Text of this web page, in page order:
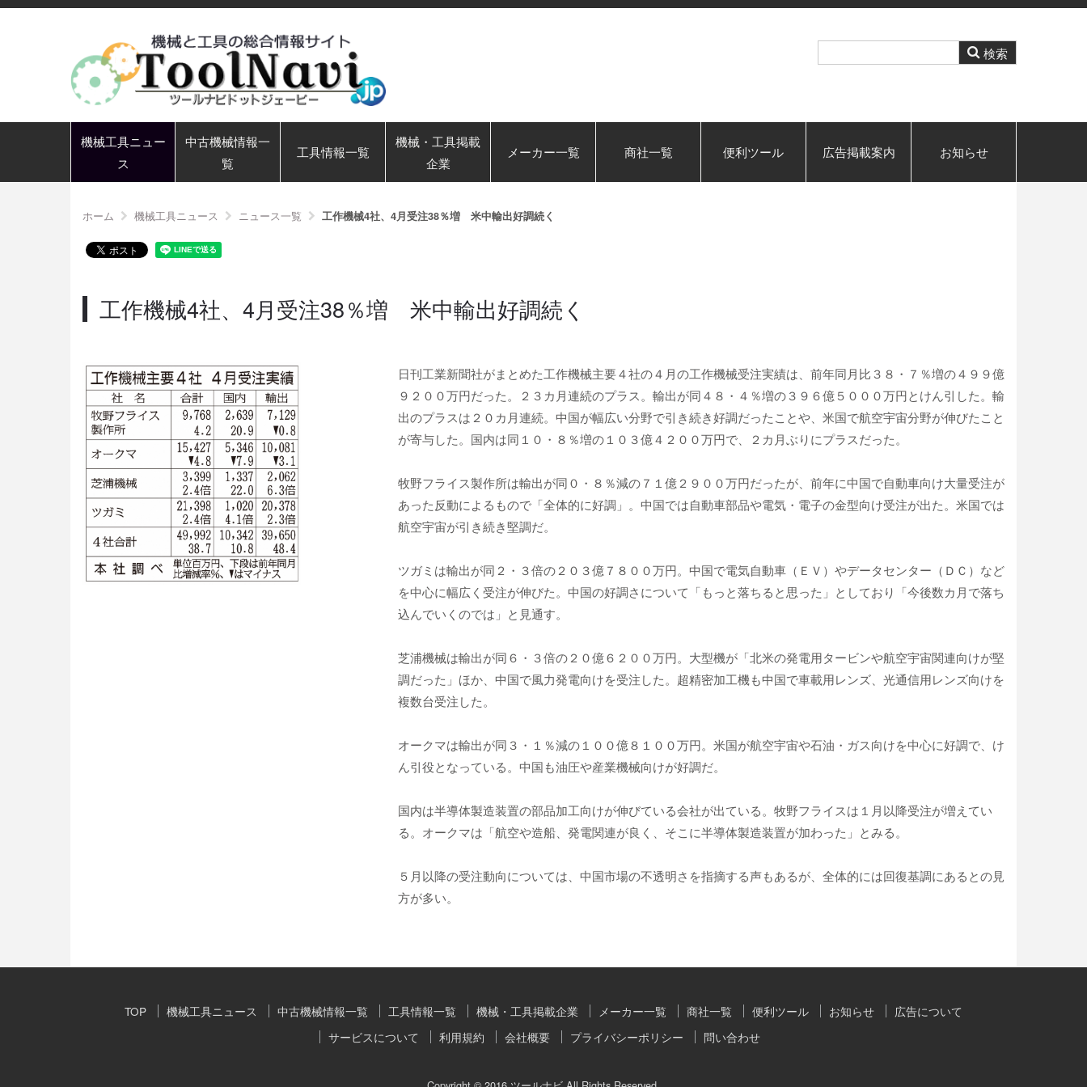
機械工具ニュー
ス
中古機械情報一
覧
工具情報一覧
機械・工具掲載
企業
メーカー一覧 商社一覧 便利ツール 広告掲載案内 お知らせ
ホーム 機械工具ニュース ニュース一覧 工作機械4社、4月受注38％増 米中輸出好調続く
工作機械4社、4月受注38％増 米中輸出好調続く
日刊工業新聞社がまとめた工作機械主要４社の４月の工作機械受注実績は、前年同月比３８・７％増の４９９億
９２００万円だった。２３カ月連続のプラス。輸出が同４８・４％増の３９６億５０００万円とけん引した。輸
出のプラスは２０カ月連続。中国が幅広い分野で引き続き好調だったことや、米国で航空宇宙分野が伸びたこと
が寄与した。国内は同１０・８％増の１０３億４２００万円で、２カ月ぶりにプラスだった。
牧野フライス製作所は輸出が同０・８％減の７１億２９００万円だったが、前年に中国で自動車向け大量受注が
あった反動によるもので「全体的に好調」。中国では自動車部品や電気・電子の金型向け受注が出た。米国では
航空宇宙が引き続き堅調だ。
ツガミは輸出が同２・３倍の２０３億７８００万円。中国で電気自動車（ＥＶ）やデータセンター（ＤＣ）など
を中心に幅広く受注が伸びた。中国の好調さについて「もっと落ちると思った」としており「今後数カ月で落ち
込んでいくのでは」と見通す。
芝浦機械は輸出が同６・３倍の２０億６２００万円。大型機が「北米の発電用タービンや航空宇宙関連向けが堅
調だった」ほか、中国で風力発電向けを受注した。超精密加工機も中国で車載用レンズ、光通信用レンズ向けを
複数台受注した。
オークマは輸出が同３・１％減の１００億８１００万円。米国が航空宇宙や石油・ガス向けを中心に好調で、け
ん引役となっている。中国も油圧や産業機械向けが好調だ。
国内は半導体製造装置の部品加工向けが伸びている会社が出ている。牧野フライスは１月以降受注が増えてい
る。オークマは「航空や造船、発電関連が良く、そこに半導体製造装置が加わった」とみる。
５月以降の受注動向については、中国市場の不透明さを指摘する声もあるが、全体的には回復基調にあるとの見
方が多い。
TOP 機械工具ニュース 中古機械情報一覧 工具情報一覧 機械・工具掲載企業 メーカー一覧 商社一覧 便利ツール お知らせ
広告について
サービスについて
利用規約 会社概要 プライバシーポリシー 問い合わせ